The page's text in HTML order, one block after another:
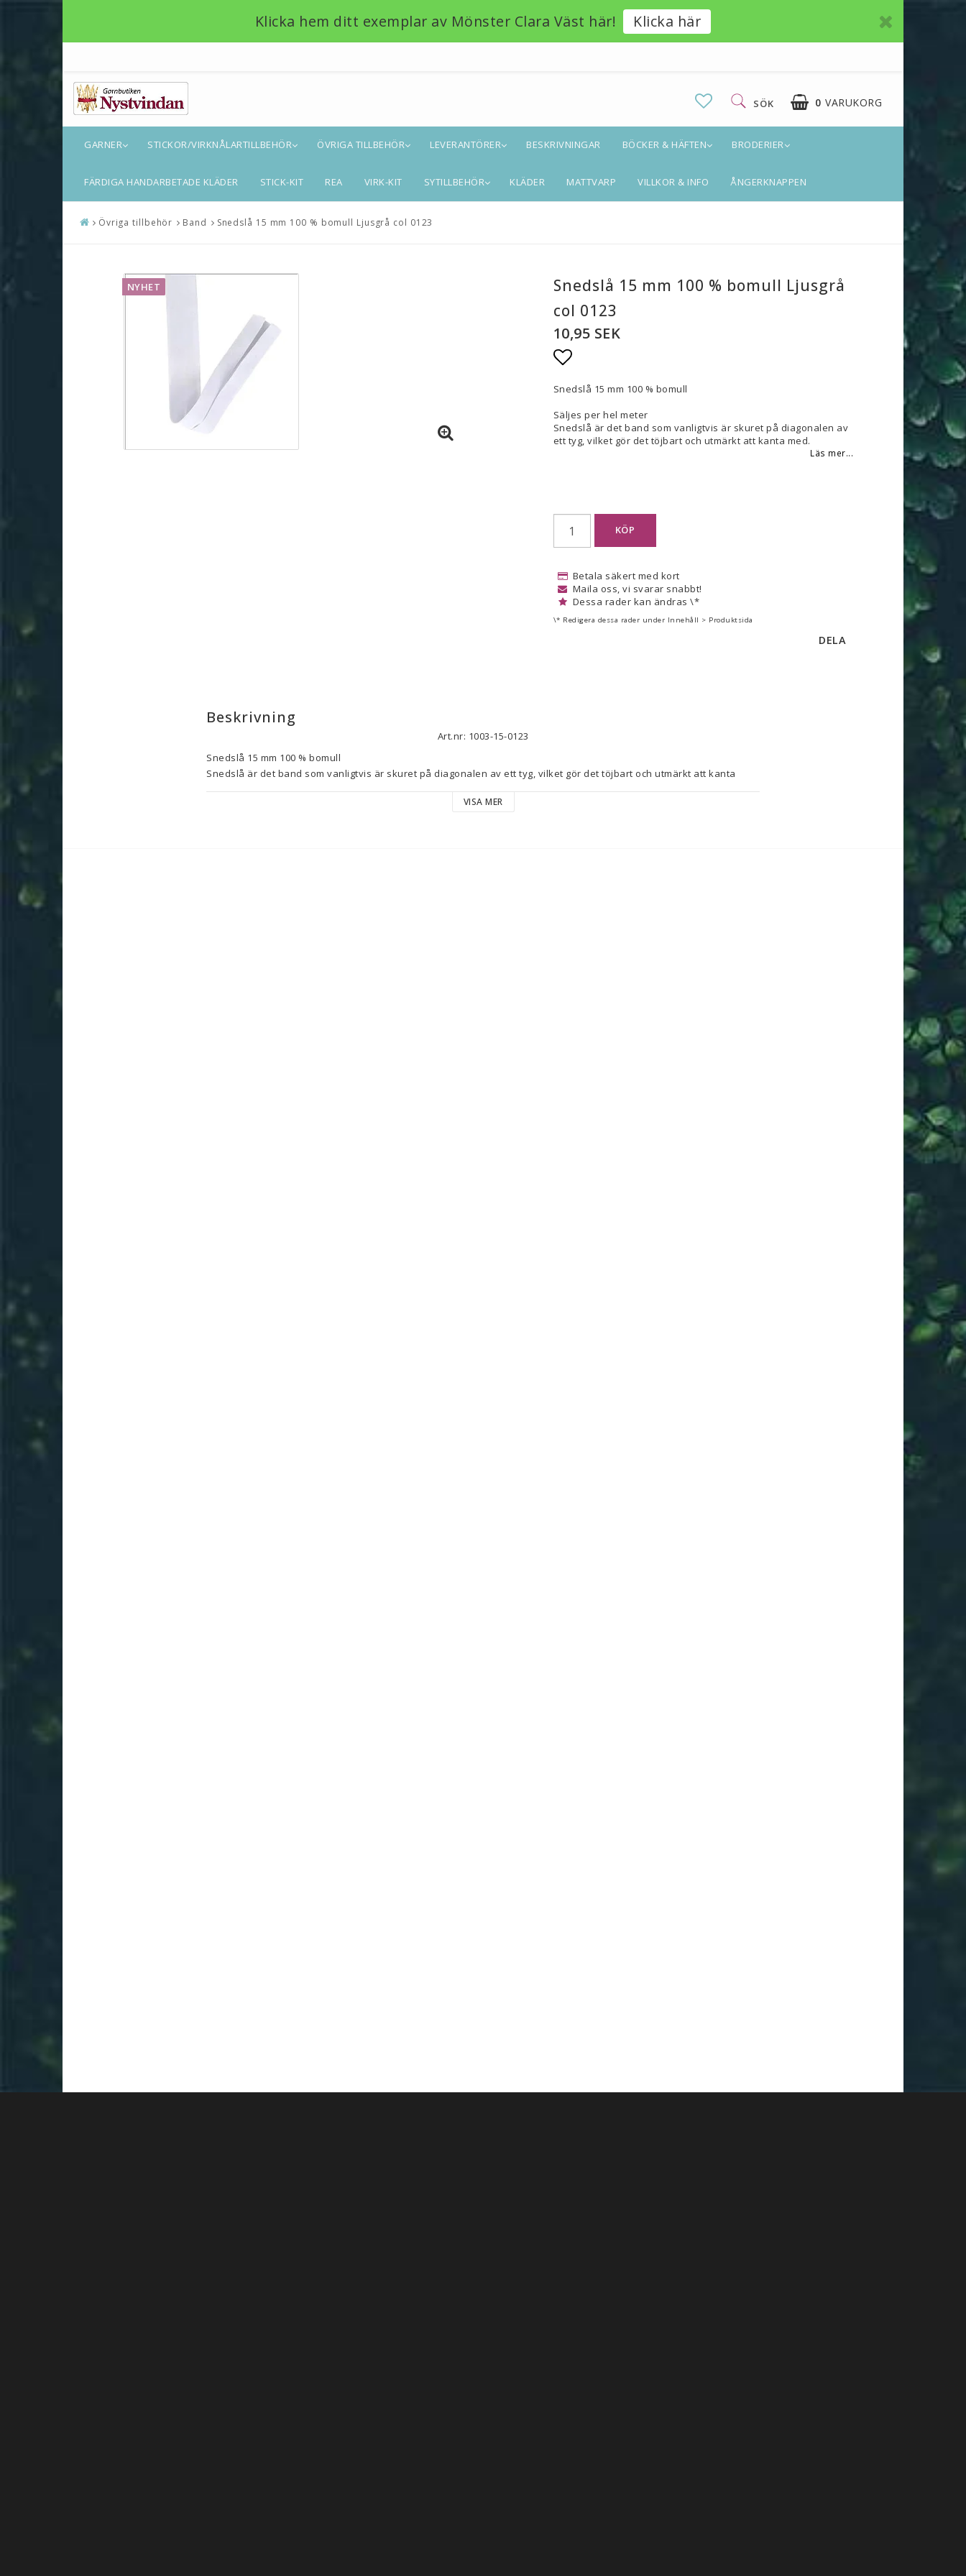
Klicka hem ditt exemplar av Mönster Clara Väst här! Klicka här
0 VARUKORG
DIN VARUKORG ÄR TOM
SÖK
GARNER STICKOR/VIRKNÅLARTILLBEHÖR ÖVRIGA TILLBEHÖR LEVERANTÖRER BESKRIVNINGAR BÖCKER & HÄFTEN BRODERIER
FÄRDIGA HANDARBETADE KLÄDER STICK-KIT REA VIRK-KIT SYTILLBEHÖR KLÄDER MATTVARP VILLKOR & INFO ÅNGERKNAPPEN
Övriga tillbehör Band Snedslå 15 mm 100 % bomull Ljusgrå col 0123
NYHET
Snedslå 15 mm 100 % bomull Ljusgrå
col 0123
10,95 SEK
Lägg till i favoritlistan
Snedslå 15 mm 100 % bomull
Säljes per hel meter
Snedslå är det band som vanligtvis är skuret på diagonalen av
ett tyg, vilket gör det töjbart och utmärkt att kanta med.
Läs mer...
KÖP
Betala säkert med kort
Maila oss, vi svarar snabbt!
Dessa rader kan ändras \*
\* Redigera dessa rader under Innehåll > Produktsida
DELA
Beskrivning
Art.nr: 1003-15-0123
Snedslå 15 mm 100 % bomull
Snedslå är det band som vanligtvis är skuret på diagonalen av ett tyg, vilket gör det töjbart och utmärkt att kanta
med.
VISA MER